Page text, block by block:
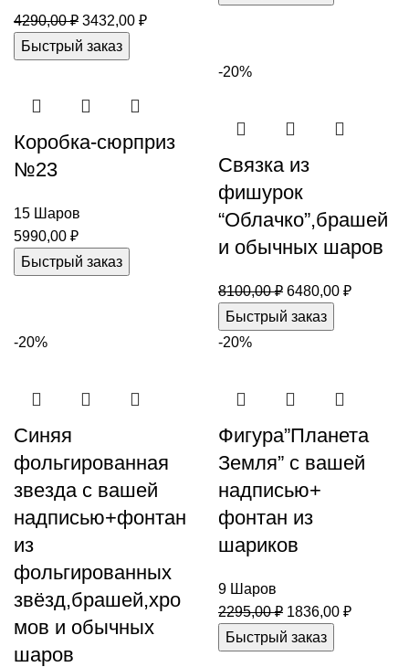
4290,00₽ 3432,00 ₽
Быстрый заказ
Коробка-сюрприз
№23
15 Шаров
5990,00 ₽
Быстрый заказ
-20%
Связка из
фишурок
“Облачко”,брашей
и обычных шаров
8100,00₽ 6480,00 ₽
Быстрый заказ
-20%
Синяя
фольгированная
звезда с вашей
надписью+фонтан
из
фольгированных
звёзд,брашей,хро
мов и обычных
шаров
-20%
Фигура”Планета
Земля” с вашей
надписью+
фонтан из
шариков
9 Шаров
2295,00₽ 1836,00 ₽
Быстрый заказ